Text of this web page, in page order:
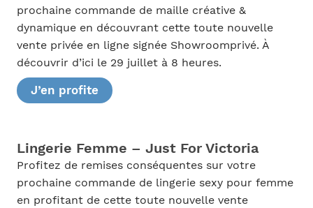
prochaine commande de maille créative &
dynamique en découvrant cette toute nouvelle
vente privée en ligne signée Showroomprivé. À
découvrir d’ici le 29 juillet à 8 heures.
J’en profite
Lingerie Femme – Just For Victoria
Profitez de remises conséquentes sur votre
prochaine commande de lingerie sexy pour femme
en profitant de cette toute nouvelle vente